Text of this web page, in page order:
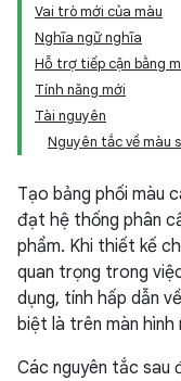
Vai trò mới của màu
Nghĩa ngữ nghĩa
Hỗ trợ tiếp cận bằng
Tính năng mới
Tài nguyên
Nguyên tắc về màu
Tạo bảng phối màu
đạt hệ thống phân
phẩm. Khi thiết kế
quan trọng trong
dụng, tính hấp dẫn
biệt là trên màn hình
Các nguyên tắc sau